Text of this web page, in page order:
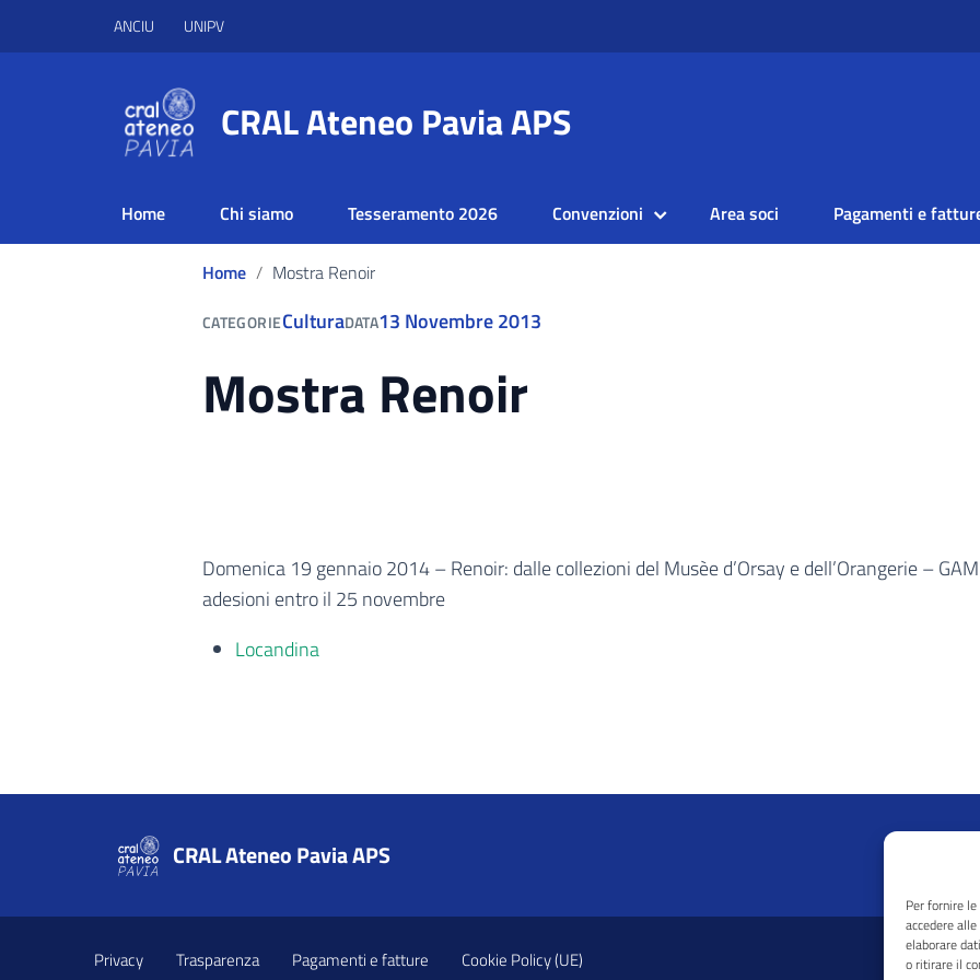
Per fornire
accedere
elaborare
o ritirare il
ANCIU UNIPV
CRAL Ateneo Pavia APS
Home Chi siamo Tesseramento 2026 Convenzioni Area soci Pagamenti e
Home Mostra Renoir
CATEGORIECulturaDATA13 Novembre 2013
Mostra Renoir
Domenica 19 gennaio 2014 – Renoir: dalle collezioni del Musèe d’Orsay e dell’Orangerie –
adesioni entro il 25 novembre
Locandina
CRAL Ateneo Pavia APS
Privacy Trasparenza Pagamenti e fatture Cookie Policy (UE)